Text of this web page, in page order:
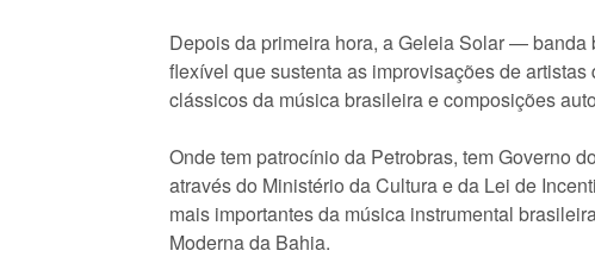
Depois da primeira hora, a Geleia Solar —
flexível que sustenta as improvisações de
clássicos da música brasileira e composições
Onde tem patrocínio da Petrobras, tem Governo
através do Ministério da Cultura e da Lei de
mais importantes da música instrumental
Moderna da Bahia.